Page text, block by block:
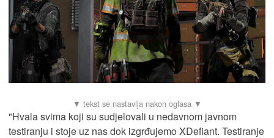
"Hvala svima koji su sudjelovali u nedavnom javnom
testiranju i stoje uz nas dok izgrđujemo XDefiant. Testiranje